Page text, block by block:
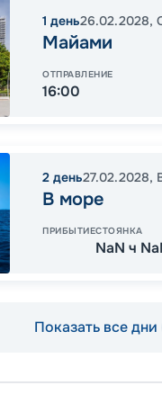
1 день26.02.2028,
Майами
ОТПРАВЛЕНИЕ
16:00
2 день27.02.2028,
В море
ПРИБЫТИЕСТОЯНКА
NaN ч
Показать все дни